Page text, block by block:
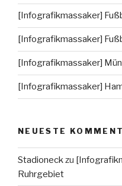
[Infografikmassaker]
[Infografikmassaker]
[Infografikmassaker]
[Infografikmassaker]
NEUESTE
Stadioneckzu
Ruhrgebiet